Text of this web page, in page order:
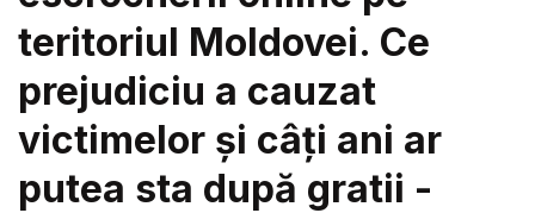
teritoriul Moldovei. Ce
prejudiciu a cauzat
victimelor și câți ani ar
putea sta după gratii -